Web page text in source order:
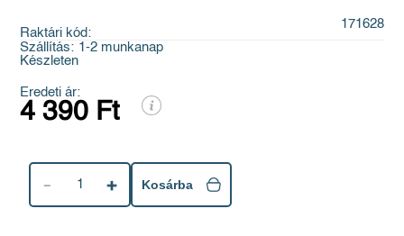
Raktári kód:
171628
Szállítás: 1-2 munkanap
Készleten
Eredeti ár:
4 390 Ft
1 Kosárba